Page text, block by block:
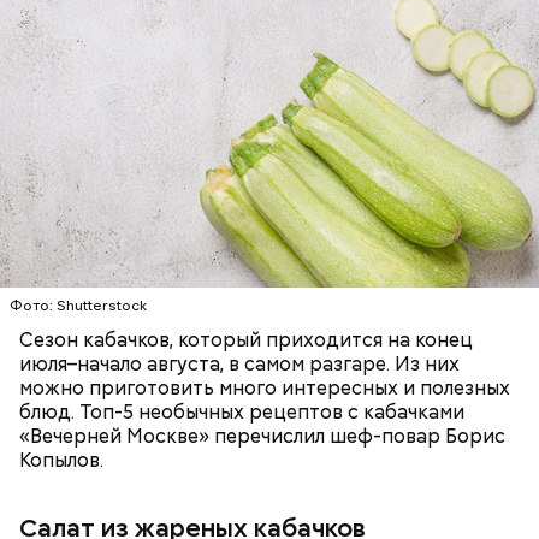
Фото: Shutterstock
Сезон кабачков, который приходится на конец
июля–начало августа, в самом разгаре. Из них
можно приготовить много интересных и полезных
блюд. Топ-5 необычных рецептов с кабачками
«Вечерней Москве» перечислил шеф-повар Борис
Копылов.
Салат из жареных кабачков
Ингредиенты:
ЕДА ОВОЩИ РЕЦЕПТЫ
Вред дыни
Фото: Shutterstock
— Наиболее распространенные борщ, щи, котлеты,
салаты, лаваш с творогом и сыром, пироги, омлет,
запеканка. Щавеля там везде используется
немного, поэтому никакого вреда от него не будет.
Чем разнообразнее рацион питания человека, тем
лучше. Потому что это исключает вероятность
возникновения дефицитов микроэлементов, —
заверил специалист.